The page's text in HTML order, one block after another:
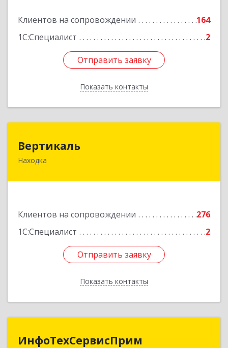
Клиентов на сопровождении
164
1С:Специалист
2
Отправить заявку
Показать контакты
Подробнее
Отправить заявку
Назад
Вертикаль
Находка
Клиентов на сопровождении
276
1С:Специалист
2
Отправить заявку
Показать контакты
Отправить заявку
Назад
ИнфоТехСервисПрим